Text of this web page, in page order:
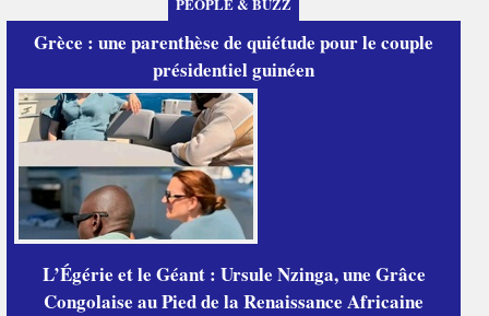
Grèce : une parenthèse de quiétude pour le couple
présidentiel guinéen
L’Égérie et le Géant : Ursule Nzinga, une Grâce
Congolaise au Pied de la Renaissance Africaine